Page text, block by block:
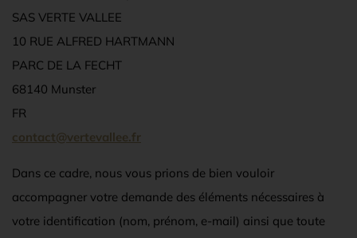
SAS VERTE VALLEE
10 RUE ALFRED HARTMANN
PARC DE LA FECHT
68140 Munster
FR
contact@vertevallee.fr
Dans ce cadre, nous vous prions de bien vouloir
accompagner votre demande des éléments nécessaires à
votre identification (nom, prénom, e-mail) ainsi que toute